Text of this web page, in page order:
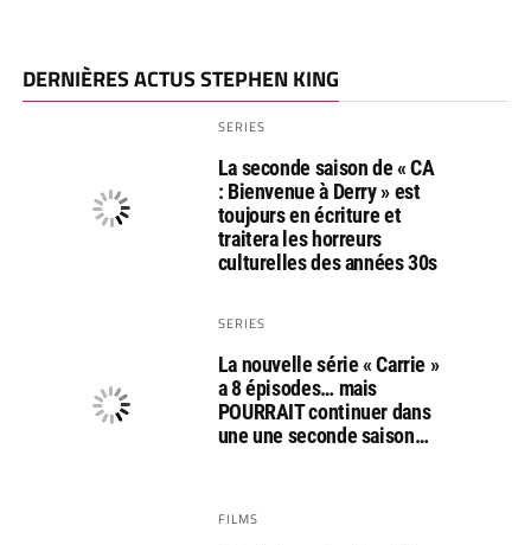
DERNIÈRES ACTUS STEPHEN KING
SERIES
La seconde saison de « CA
: Bienvenue à Derry » est
toujours en écriture et
traitera les horreurs
culturelles des années 30s
SERIES
La nouvelle série « Carrie »
a 8 épisodes… mais
POURRAIT continuer dans
une une seconde saison…
FILMS